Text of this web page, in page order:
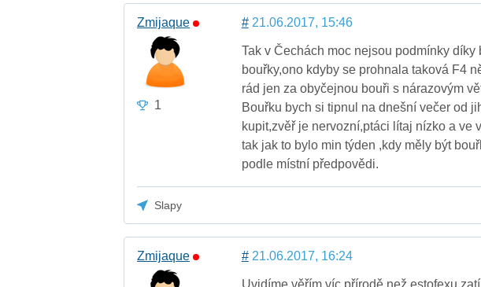
Zmijaque
1
#21.06.2017, 15:46
Tak v Čechách moc nejsou podmínky díky
bouřky,ono kdyby se prohnala taková F4
rád jen za obyčejnou bouři s nárazovým
Bouřku bych si tipnul na dnešní večer od
kupit,zvěř je nervozní,ptáci lítaj nízko a ve
tak jak to bylo min týden ,kdy měly být
podle místní předpovědi.
Slapy
Zmijaque #21.06.2017, 16:24